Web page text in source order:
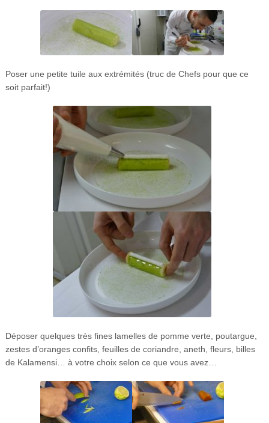
Poser une petite tuile aux extrémités (truc de Chefs pour que ce
soit parfait!)
Déposer quelques très fines lamelles de pomme verte, poutargue,
zestes d’oranges confits, feuilles de coriandre, aneth, fleurs, billes
de Kalamensi… à votre choix selon ce que vous avez…